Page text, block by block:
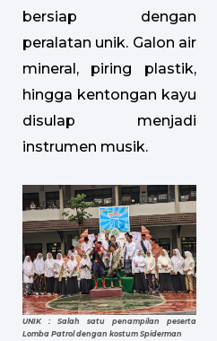
bersiap dengan
peralatan unik. Galon air
mineral, piring plastik,
hingga kentongan kayu
disulap menjadi
instrumen musik.
UNIK : Salah satu penampilan peserta
Lomba Patrol dengan kostum Spiderman